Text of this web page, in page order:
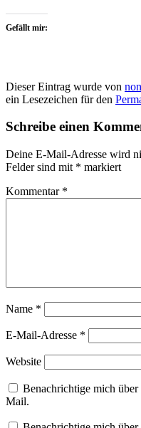
Gefällt mir:
Dieser Eintrag wurde von
ein Lesezeichen für den
Schreibe einen
Deine E-Mail-Adresse wird
Felder sind mit * markiert
Kommentar *
Name *
E-Mail-Adresse *
Website
Benachrichtige mich
Mail.